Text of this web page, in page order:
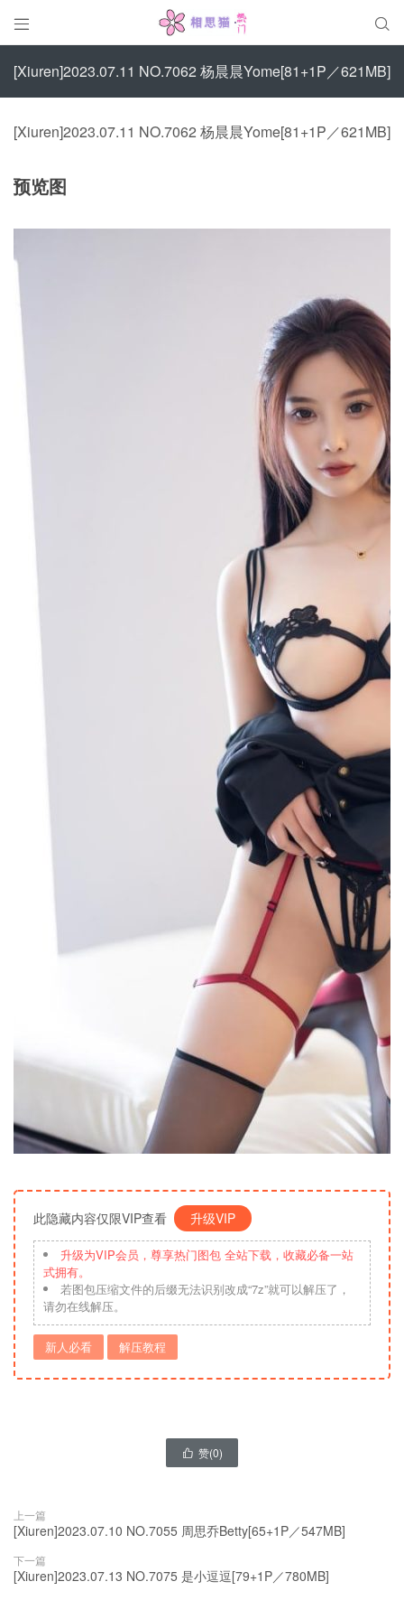
 
[Xiuren]2023.07.11 NO.7062 杨晨晨Yome[81+1P／621MB]
[Xiuren]2023.07.11 NO.7062 杨晨晨Yome[81+1P／621MB]
预览图
此隐藏内容仅限VIP查看 升级VIP
升级为VIP会员，尊享热门图包 全站下载，收藏必备一站
式拥有。
若图包压缩文件的后缀无法识别改成“7z”就可以解压了，
请勿在线解压。
新人必看 解压教程
 赞(0)
上一篇
[Xiuren]2023.07.10 NO.7055 周思乔Betty[65+1P／547MB]
下一篇
[Xiuren]2023.07.13 NO.7075 是小逗逗[79+1P／780MB]